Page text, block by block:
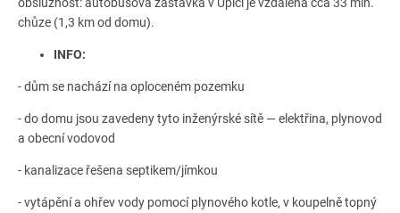
chůze (1,3 km od domu).
INFO:
- dům se nachází na oploceném pozemku
- do domu jsou zavedeny tyto inženýrské sítě — elektřina, plynovod
a obecní vodovod
- kanalizace řešena septikem/jímkou
- vytápění a ohřev vody pomocí plynového kotle, v koupelně topný